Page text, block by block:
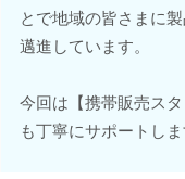
とで地域の皆さまに
邁進しています。
今回は【携帯販売ス
も丁寧にサポートし